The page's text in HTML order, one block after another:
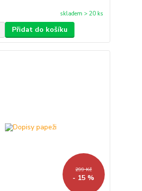
skladem > 20 ks
Přidat do košíku
299 Kč
- 15 %